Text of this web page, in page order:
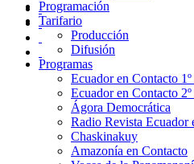
Programación
Tarifario
Producción
Difusión
Programas
Ecuador en Contacto
Ecuador en Contacto
Ágora Democrática
Radio Revista Ecuador
Chaskinakuy
Amazonía en Contacto